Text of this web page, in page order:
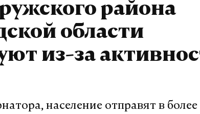
отдела «undefined»
района
области
из-за
население отправят в более